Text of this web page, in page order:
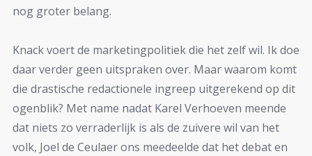
nog groter belang.
Knack voert de marketingpolitiek die het zelf wil. Ik doe
daar verder geen uitspraken over. Maar waarom komt
die drastische redactionele ingreep uitgerekend op dit
ogenblik? Met name nadat Karel Verhoeven meende
dat niets zo verraderlijk is als de zuivere wil van het
volk, Joel de Ceulaer ons meedeelde dat het debat en